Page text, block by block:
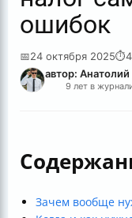
ошибок
📅24 октября 2025⏱
автор:
9 лет в
Зачем вообще